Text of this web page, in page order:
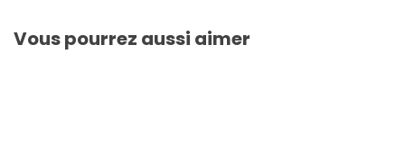
Vous pourrez aussi aimer